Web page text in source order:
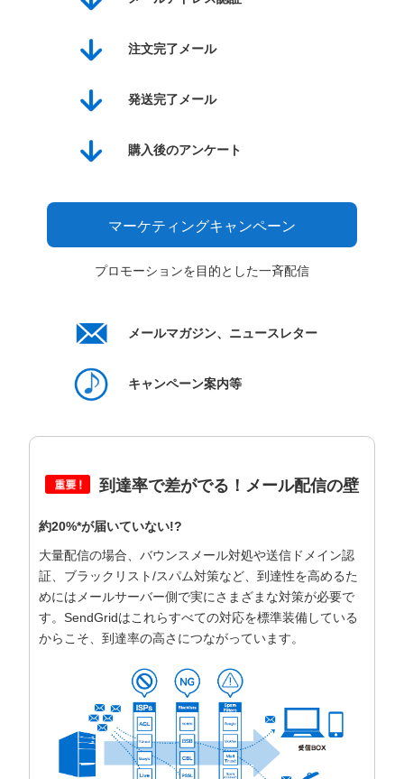
注文完了メール
発送完了メール
購入後のアンケート
マーケティングキャンペーン
プロモーションを目的とした一斉配信
メールマガジン、ニュースレター
キャンペーン案内等
到達率で差がでる！メール配信の壁
約20%*が届いていない!?
大量配信の場合、バウンスメール対処や送信ドメイン認
証、ブラックリスト/スパム対策など、到達性を高めるた
めにはメールサーバー側で実にさまざまな対策が必要で
す。SendGridはこれらすべての対応を標準装備している
からこそ、到達率の高さにつながっています。